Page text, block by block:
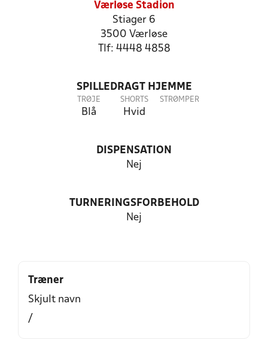
Værløse Stadion
Stiager 6
3500 Værløse
Tlf: 4448 4858
SPILLEDRAGT HJEMME
TRØJE
Blå
SHORTS
Hvid
STRØMPER
DISPENSATION
Nej
TURNERINGSFORBEHOLD
Nej
Træner
Skjult navn
/